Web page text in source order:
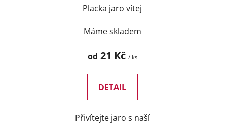
Placka jaro vítej
Máme skladem
od 21 Kč / ks
DETAIL
Přivítejte jaro s naší